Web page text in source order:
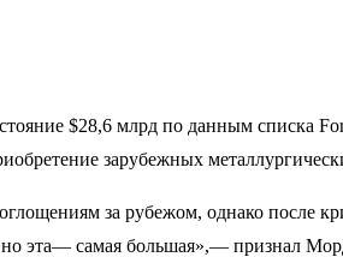
$28,6 млрд по данным списка
зарубежных
за рубежом, однако после
эта— самая большая»,— признал